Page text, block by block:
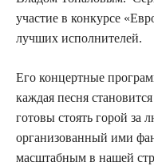
участие в конкурсе
лучших исполнителей.
Его концертные
каждая песня
готовы стоять горой за
организованный ими
масштабным в нашей